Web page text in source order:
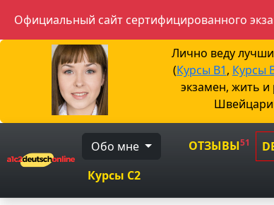
Официальный сайт сертифицированного
Лично веду
(Курсы B1, Курсы
экзамен, жить и
Обо мне ОТЗЫВЫ51
Курсы C2